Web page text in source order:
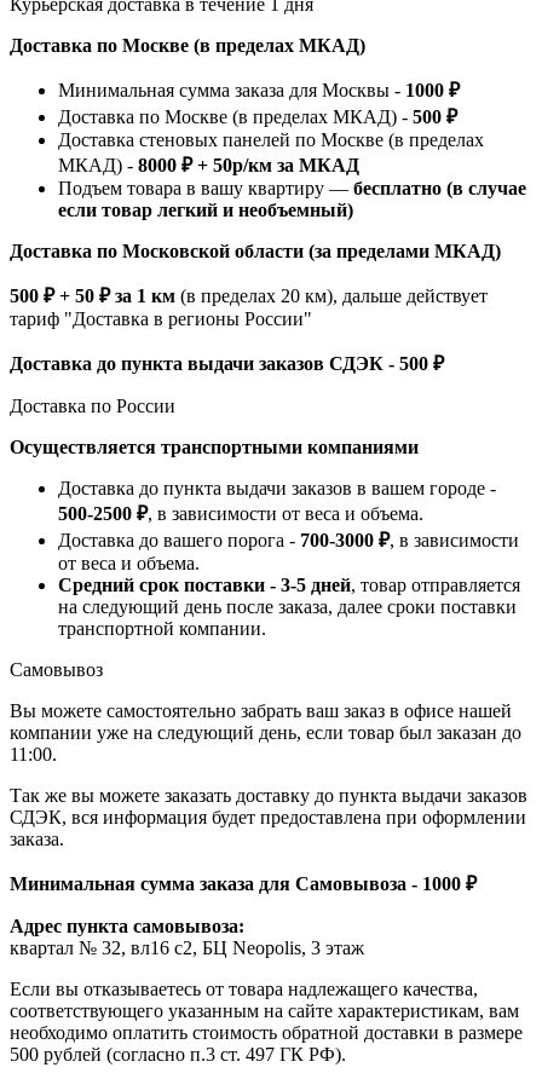
Курьерская доставка в течение 1 дня
Доставка по Москве (в пределах МКАД)
Минимальная сумма заказа для Москвы - 1000 ₽
Доставка по Москве (в пределах МКАД) - 500 ₽
Доставка стеновых панелей по Москве (в пределах
МКАД) - 8000 ₽ + 50р/км за МКАД
Подъем товара в вашу квартиру — бесплатно (в случае
если товар легкий и необъемный)
Доставка по Московской области (за пределами МКАД)
500 ₽ + 50 ₽ за 1 км (в пределах 20 км), дальше действует
тариф "Доставка в регионы России"
Доставка до пункта выдачи заказов СДЭК - 500 ₽
Доставка по России
Осуществляется транспортными компаниями
Доставка до пункта выдачи заказов в вашем городе -
500-2500 ₽, в зависимости от веса и объема.
Доставка до вашего порога - 700-3000 ₽, в зависимости
от веса и объема.
Средний срок поставки - 3-5 дней, товар отправляется
на следующий день после заказа, далее сроки поставки
транспортной компании.
Самовывоз
Вы можете самостоятельно забрать ваш заказ в офисе нашей
компании уже на следующий день, если товар был заказан до
11:00.
Так же вы можете заказать доставку до пункта выдачи заказов
СДЭК, вся информация будет предоставлена при оформлении
заказа.
Минимальная сумма заказа для Самовывоза - 1000 ₽
Адрес пункта самовывоза:
квартал № 32, вл16 с2, БЦ Neopolis, 3 этаж
Если вы отказываетесь от товара надлежащего качества,
соответствующего указанным на сайте характеристикам, вам
необходимо оплатить стоимость обратной доставки в размере
500 рублей (согласно п.3 ст. 497 ГК РФ).